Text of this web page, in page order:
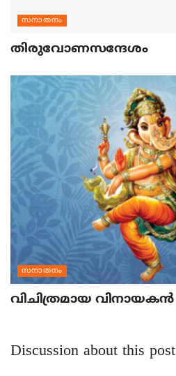
സനാതനം
തിരുവോണസന്ദേശം
സനാതനം
വിചിത്രമായ വിനായകന്‍
Discussion about this post